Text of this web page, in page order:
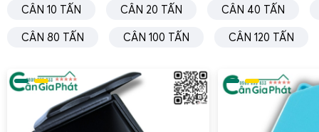
kiểm soát tồn kho theo mã hàng, theo lô, giảm thời
thời hạn chế sai sót do nhập tay.
hàng nhỏ
CÂN 10 TẤN CÂN 20 TẤN CÂN 40 TẤN
CÂN 80 TẤN CÂN 100 TẤN CÂN 120 TẤN